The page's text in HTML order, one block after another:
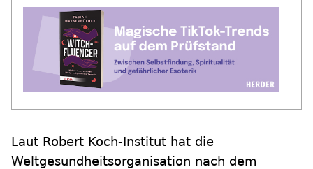
Laut Robert Koch-Institut hat die
Weltgesundheitsorganisation nach dem